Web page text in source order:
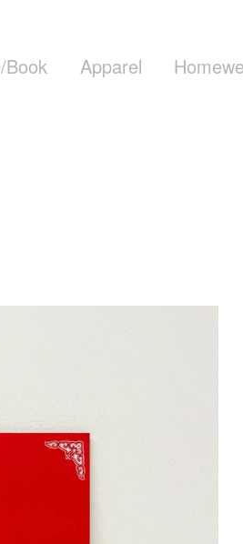
Book Apparel